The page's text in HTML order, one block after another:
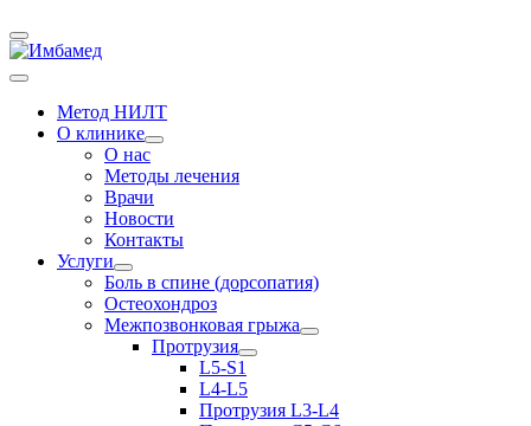
Метод НИЛТ
О клинике
О нас
Методы лечения
Врачи
Новости
Контакты
Услуги
Боль в спине (дорсопатия)
Остеохондроз
Межпозвонковая грыжа
Протрузия
L5-S1
L4-L5
Протрузия L3-L4